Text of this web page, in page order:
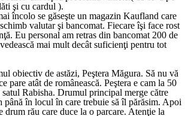
şi cu cardul ).
încolo se găseşte un magazin Kaufland care
valutar şi bancomat. Fiecare îşi face rost
Eu personal am retras din bancomat 200 de
mai mult decât suficienţi pentru tot
obiectiv de astăzi, Peştera Măgura. Să nu vă
pare atât de românească. Peştera e cam la 50
Rabisha. Drumul principal merge către
până în locul în care trebuie să îl părăsim. Apoi
drum rău care duce la o parcare. Atenţie la